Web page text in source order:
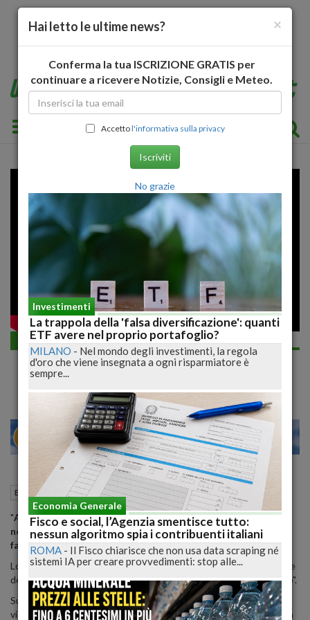
Toggle navigation
Economia generale
Coronavirus: Conte, stanziati 25 miliardi
MILANO 28 30
Economia generale Roma (RM) 11 Marzo 2020 10:49
"Abbiamo stanziato una somma straordinaria 25 miliardi da
non utilizzare subito ma sicuramente da poter utilizzare per
far fronte a tutte le difficoltà di quest'emergenza".
Lo dice il premier Giuseppe Conte in conferenza stampa al termine
del Cdm. "Sono lieti del clima che si sta definendo a livello europeo".
Sull'ipotesi di misure ulteriori, Conte spiega che "ieri c'è stata una
videoconferenza con i governatori del territorio, è stata anticipata
×
Hai letto le ultime news?
Conferma la tua ISCRIZIONE GRATIS per
continuare a ricevere Notizie, Consigli e Meteo.
Accettol'informativa sulla privacy
Iscriviti
No grazie
Investimenti
La trappola della 'falsa diversificazione': quanti
ETF avere nel proprio portafoglio?
MILANO - Nel mondo degli investimenti, la regola
d'oro che viene insegnata a ogni risparmiatore è
sempre...
Economia Generale
Fisco e social, l’Agenzia smentisce tutto:
nessun algoritmo spia i contribuenti italiani
ROMA - Il Fisco chiarisce che non usa data scraping né
sistemi IA per creare provvedimenti: stop alle...